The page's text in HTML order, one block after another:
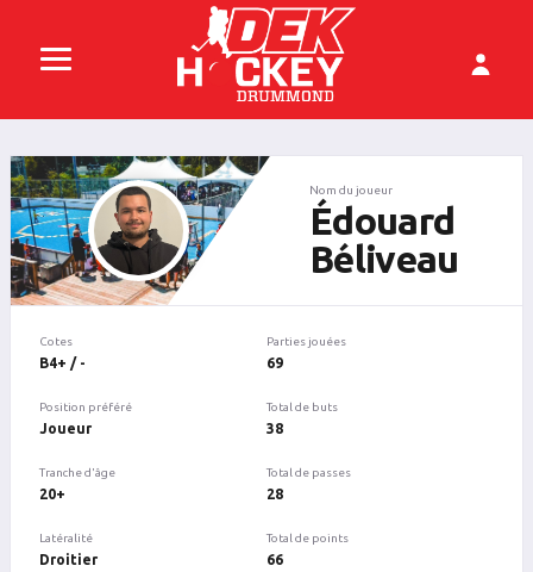
Nom du joueur
Édouard
Béliveau
Cotes
B4+ / -
Position préféré
Joueur
Tranche d'âge
20+
Latéralité
Droitier
Parties jouées
69
Total de buts
38
Total de passes
28
Total de points
66